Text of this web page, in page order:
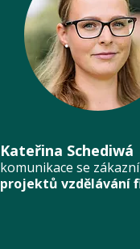
Kateřina Schediwá
komunikace se
projektů vzdělávání